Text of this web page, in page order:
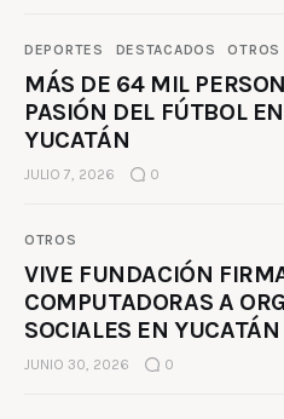
DEPORTES DESTACADOS OTROS
MÁS DE 64 MIL
PASIÓN DEL FÚTBOL
YUCATÁN
JULIO 7, 2026 0
OTROS
VIVE FUNDACIÓN
COMPUTADORAS A
SOCIALES EN YUCATÁN
JUNIO 30, 2026 0